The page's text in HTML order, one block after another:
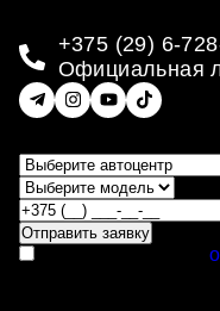
+375 (29) 6-
Официальная
Отправить заявку